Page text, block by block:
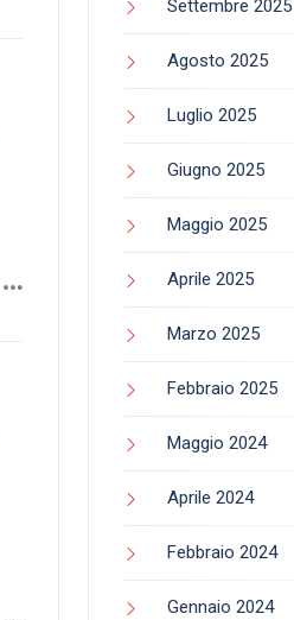
Settembre 2025
Agosto 2025
Luglio 2025
Giugno 2025
Maggio 2025
Aprile 2025
Marzo 2025
Febbraio 2025
Maggio 2024
Aprile 2024
Febbraio 2024
Gennaio 2024